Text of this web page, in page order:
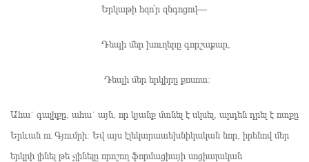
Երկաթի հզո՜ր զնգոցով—
Դեպի մեր խուղերը գորշաքար,
Դեպի մեր երկիրը քոսոտ։
Ահա´ գալիքը, ահա´ այն, որ կյանք մտնել է սկսել, արդեն դրել է ոտքը
Երևան ու Գյումրի։ Եվ այս էլեկտրատեխնիկական նոր, իրենով մեր
երկրի լինել թե չլինելը որոշող ֆորմացիայի սոցիալական